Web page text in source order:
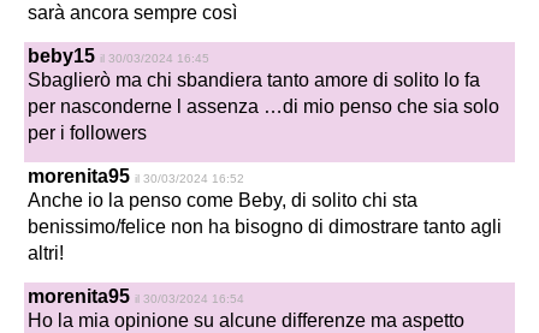
sarà ancora sempre così
beby15 il 30/03/2024 16:45
Sbaglierò ma chi sbandiera tanto amore di solito lo fa
per nasconderne l assenza …di mio penso che sia solo
per i followers
morenita95 il 30/03/2024 16:52
Anche io la penso come Beby, di solito chi sta
benissimo/felice non ha bisogno di dimostrare tanto agli
altri!
morenita95 il 30/03/2024 16:54
Ho la mia opinione su alcune differenze ma aspetto